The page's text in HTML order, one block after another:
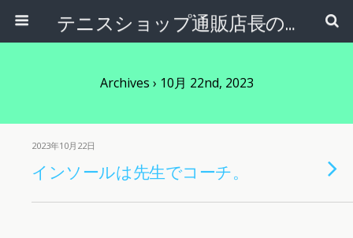
テニスショップ通販店長のブログ＠テニスショップLAFINO 西山克久
Archives › 10月 22nd, 2023
2023年10月22日
インソールは先生でコーチ。